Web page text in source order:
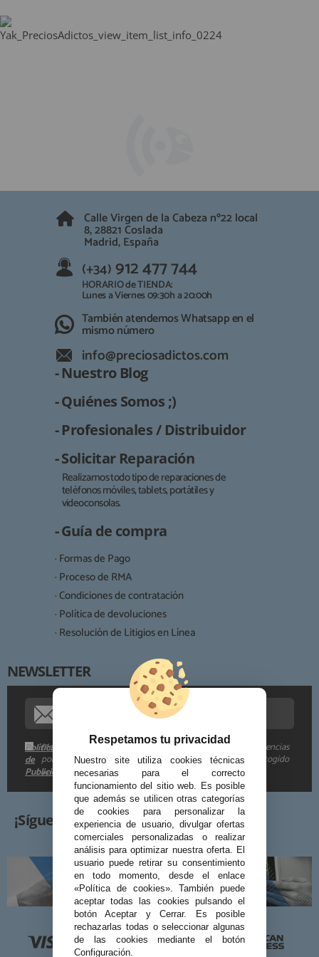
Calle Virgen de la Cabeza nº22 local
8, 28821 Coslada
Madrid, España
(+34) 912 477 744
HORARIO de TIENDA:
Lunes a Viernes 09:30h a 20:00h
También atendemos Whatsapp en el
mismo número
info@preciosadictos.com
- Nuestro Blog
- Quiénes Somos ;)
- Profesionales / Distribuidor
- Solicitar Reparación
Realizamos todo tipo de reparaciones de
teléfonos móviles, tablets, portátiles y
videoconsolas.
- Guía de compra
· Formas de Pago
· Proceso de RMA
· Condiciones de contratación
· Política de devoluciones
· Resolución de Litigios en Línea
NEWSLETTER
Me gustaría recibir descuentos exclusivos, novedades y tendencias
por e-mail. Puedo darme de baja cuando quiera según lo recogido
en la
Política
de
Publicidad
Responsable:
Finalidad:
Destinatarios:
Derechos:
Procedencia de los datos:
Información adicional:
¡Síguenos!
Respetamos tu privacidad
Nuestro site utiliza cookies técnicas
necesarias para el correcto
funcionamiento del sitio web. Es posible
que además se utilicen otras categorías
de cookies para personalizar la
experiencia de usuario, divulgar ofertas
comerciales personalizadas o realizar
análisis para optimizar nuestra oferta. El
usuario puede retirar su consentimiento
en todo momento, desde el enlace
«Política de cookies». También puede
aceptar todas las cookies pulsando el
botón Aceptar y Cerrar. Es posible
rechazarlas todas o seleccionar algunas
de las cookies mediante el botón
Configuración.